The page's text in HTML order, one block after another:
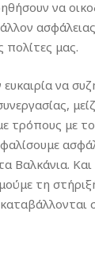
να
πολίτες μας.
να
τρόπους με
Βαλκάνια.
τη